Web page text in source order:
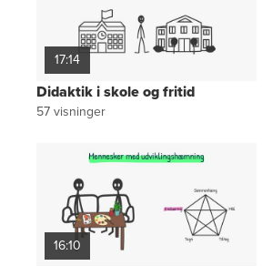
17:14
Didaktik i skole og fritid
57visninger
16:10